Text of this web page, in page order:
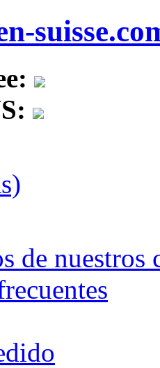
de nuestros